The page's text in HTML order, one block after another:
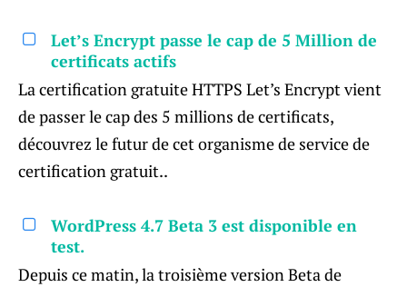
Let’s Encrypt passe le cap de 5 Million de
certificats actifs
La certification gratuite HTTPS Let’s Encrypt vient
de passer le cap des 5 millions de certificats,
découvrez le futur de cet organisme de service de
certification gratuit..
WordPress 4.7 Beta 3 est disponible en
test.
Depuis ce matin, la troisième version Beta de